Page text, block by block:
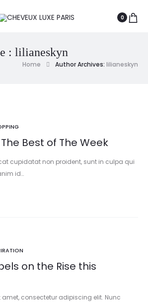
0
: lilianeskyn
Home Author Archives: lilianeskyn
Best of The Week
cupidatat non proident, sunt in culpa qui
id…
on the Rise this
amet, consectetur adipiscing elit. Nunc